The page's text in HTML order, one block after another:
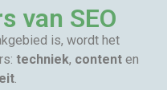
van SEO
is, wordt het
techniek, contenten
.